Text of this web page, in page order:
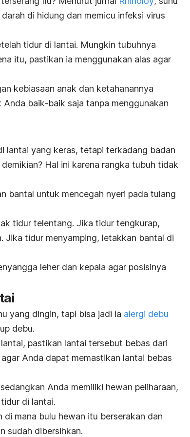
di hidung dan memicu infeksi virus
tidur di lantai. Mungkin tubuhnya
itu, pastikan ia menggunakan alas agar
kebiasaan anak dan ketahanannya
baik-baik saja tanpa menggunakan
lantai yang keras, tetapi terkadang badan
Hal ini karena rangka tubuh tidak
bantal untuk mencegah nyeri pada tulang
tidur telentang. Jika tidur tengkurap,
Jika tidur menyamping, letakkan bantal di
leher dan kepala agar posisinya
yang dingin, tapi bisa jadi ia alergi debu
debu.
pastikan lantai tersebut bebas dari
Anda dapat memastikan lantai bebas
Anda memiliki hewan peliharaan,
di lantai.
mana bulu hewan itu berserakan dan
sudah dibersihkan.